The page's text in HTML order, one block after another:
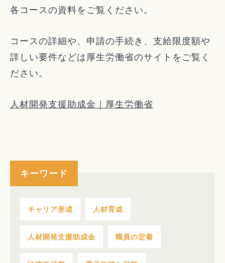
各コースの資料をご覧ください。
コースの詳細や、申請の手続き、支給限度額や
詳しい要件などは厚生労働省のサイトをご覧く
ださい。
人材開発支援助成金｜厚生労働省
キーワード
キャリア形成 人材育成
人材開発支援助成金 職員の定着